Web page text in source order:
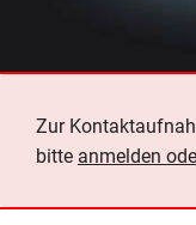
Zur
bitte anmelden